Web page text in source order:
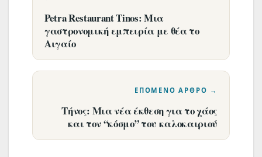
Petra Restaurant Tinos: Μια
γαστρονομική εμπειρία με θέα το
Αιγαίο
Τήνος: Μια νέα έκθεση για το χάος
και τον “κόσμο” του καλοκαιριού